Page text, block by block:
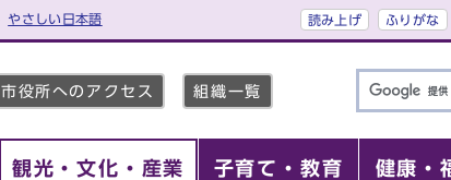
やさしい日本語 読み上げ ふりがな
市役所へのアクセス 組織一覧
観光・文化・産業 子育て・教育 健康・